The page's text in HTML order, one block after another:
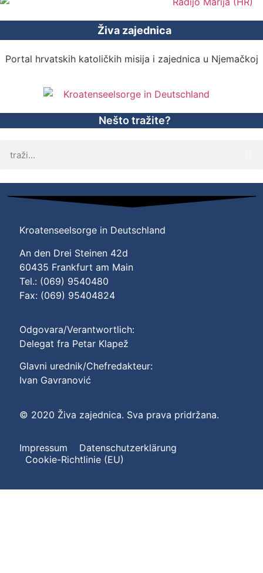
Živa zajednica
Portal hrvatskih katoličkih misija i zajednica u Njemačkoj
Nešto tražite?
Kroatenseelsorge in Deutschland
An den Drei Steinen 42d
60435 Frankfurt am Main
Tel.: (069) 9540480
Fax: (069) 95404824
Odgovara/Verantwortlich:
Delegat fra Petar Klapež
Glavni urednik/Chefredakteur:
Ivan Gavranović
© 2020 Živa zajednica. Sva prava pridržana.
Impressum
Datenschutzerklärung
Cookie-Richtlinie (EU)